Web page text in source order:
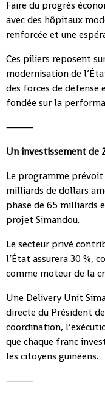
Faire du progrès
avec des hôpitaux
renforcée et une
Ces piliers reposent
modernisation de
des forces de défense
fondée sur la
⸻
Un investissement de
Le programme
milliards de dollars
phase de 65 milliards
projet Simandou.
Le secteur privé
l’État assurera 30 %,
comme moteur de la
Une Delivery Unit
directe du Président
coordination,
que chaque franc
les citoyens guinéens.
⸻